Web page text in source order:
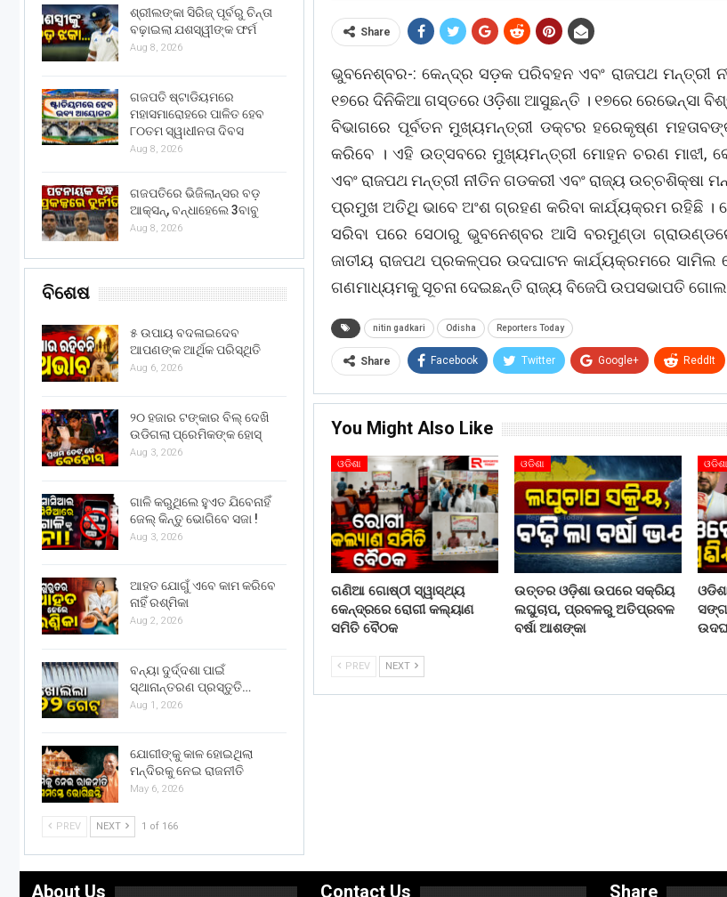
Share
ଭୁବନେଶ୍ବର-: କେନ୍ଦ୍ର ସଡ଼କ ପରିବହନ ଏବଂ ରାଜପଥ ମନ୍ତ୍ରୀ
୧୭ରେ ଦିନିକିଆ ଗସ୍ତରେ ଓଡ଼ିଶା ଆସୁଛନ୍ତି । ୧୭ରେ ରେଭେନ୍ସା
ବିଭାଗରେ ପୂର୍ବତନ ମୁଖ୍ୟମନ୍ତ୍ରୀ ଡକ୍ଟର ହରେକୃଷ୍ଣ
କରିବେ । ଏହି ଉତ୍ସବରେ ମୁଖ୍ୟମନ୍ତ୍ରୀ ମୋହନ ଚରଣ ମାଝୀ,
ଏବଂ ରାଜପଥ ମନ୍ତ୍ରୀ ନୀତିନ ଗଡକରୀ ଏବଂ ରାଜ୍ୟ ଉଚ୍ଚଶିକ୍ଷା
ପ୍ରମୁଖ ଅତିଥି ଭାବେ ଅଂଶ ଗ୍ରହଣ କରିବା କାର୍ଯ୍ୟକ୍ରମ ରହିଛି ।
ସରିବା ପରେ ସେଠାରୁ ଭୁବନେଶ୍ବର ଆସି ବରମୁଣ୍ଡା
ଜାତୀୟ ରାଜପଥ ପ୍ରକଳ୍ପର ଉଦଘାଟନ କାର୍ଯ୍ୟକ୍ରମରେ ସାମିଲ
ଗଣମାଧ୍ୟମକୁ ସୂଚନା ଦେଇଛନ୍ତି ରାଜ୍ୟ ବିଜେପି ଉପସଭାପତି
nitin gadkari Odisha Reporters Today
Share Facebook Twitter Google+ ReddIt
You Might Also Like
ଓଡିଶା
ଗଣିଆ ଗୋଷ୍ଠୀ ସ୍ୱାସ୍ଥ୍ୟ
କେନ୍ଦ୍ରରେ ରୋଗୀ କଲ୍ୟାଣ
ସମିତି ବୈଠକ
ଓଡିଶା
ଉତ୍ତର ଓଡ଼ିଶା ଉପରେ ସକ୍ରିୟ
ଲଘୁଚାପ, ପ୍ରବଳରୁ ଅତିପ୍ରବଳ
ବର୍ଷା ଆଶଙ୍କା
ଓଡିଶା
PREV NEXT
ଶ୍ରୀଲଙ୍କା ସିରିଜ୍ ପୂର୍ବରୁ ଚିନ୍ତା
ବଢ଼ାଇଲା ଯଶସ୍ୱୀଙ୍କ ଫର୍ମ
Aug 8, 2026
ଗଜପତି ଷ୍ଟାଡିୟମରେ
ମହାସମାରୋହରେ ପାଳିତ ହେବ
୮୦ତମ ସ୍ୱାଧୀନତା ଦିବସ
Aug 8, 2026
ଗଜପତିରେ ଭିଜିଲାନ୍ସର ବଡ଼
ଆକ୍ସନ୍, ବନ୍ଧାହେଲେ 3ବାବୁ
Aug 8, 2026
ବିଶେଷ
୫ ଉପାୟ ବଦଳାଇଦେବ
ଆପଣଙ୍କ ଆର୍ଥିକ ପରିସ୍ଥିତି
Aug 6, 2026
୨୦ ହଜାର ଟଙ୍କାର ବିଲ୍ ଦେଖି
ଉଡିଗଲା ପ୍ରେମିକଙ୍କ ହୋସ୍
Aug 3, 2026
ଗାଳି କରୁଥିଲେ ହୁଏତ ଯିବେନାହିଁ
ଜେଲ୍ କିନ୍ତୁ ଭୋଗିବେ ସଜା !
Aug 3, 2026
ଆହତ ଯୋଗୁଁ ଏବେ କାମ କରିବେ
ନାହିଁ ରଶ୍ମିକା
Aug 2, 2026
ବନ୍ୟା ଦୁର୍ଦ୍ଦଶା ପାଇଁ
ସ୍ଥାନାନ୍ତରଣ ପ୍ରସ୍ତୁତି…
Aug 1, 2026
ଯୋଗୀଙ୍କୁ କାଳ ହୋଇଥିଲା
ମନ୍ଦିରକୁ ନେଇ ରାଜନୀତି
May 6, 2026
PREV NEXT 1 of 166
About Us Contact Us Share